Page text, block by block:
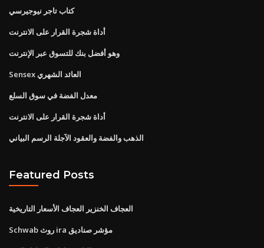
كتاب تاجر نيوجيرسي
أداة شجرة القرار على الانترنت
وهو أفضل بنك للتسوق عبر الإنترنت
Sensex العائد الشهري
معدل الفضة في سوق السلع
أداة شجرة القرار على الانترنت
الذهب والفضة والعقود الآجلة الرسم البياني
Featured Posts
العجاف الخنزير العجاف الأسعار التاريخية
Schwab روث ira مؤشر صناديق